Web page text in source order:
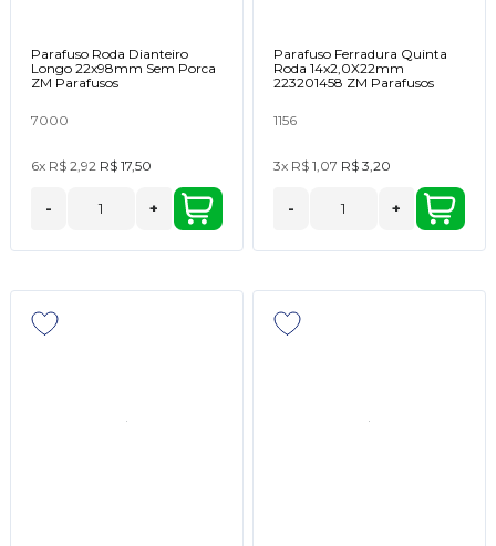
Parafuso Roda Dianteiro
Longo 22x98mm Sem Porca
ZM Parafusos
7000
6x R$ 2,92 R$ 17,50
- +
Parafuso Ferradura Quinta
Roda 14x2,0X22mm
223201458 ZM Parafusos
1156
3x R$ 1,07 R$ 3,20
- +